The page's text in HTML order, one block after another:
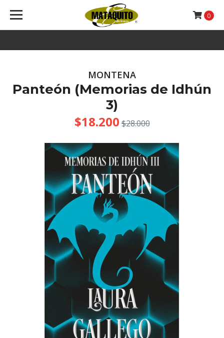
0
MONTENA
Panteón (Memorias de Idhún
3)
$18.200 $28.000